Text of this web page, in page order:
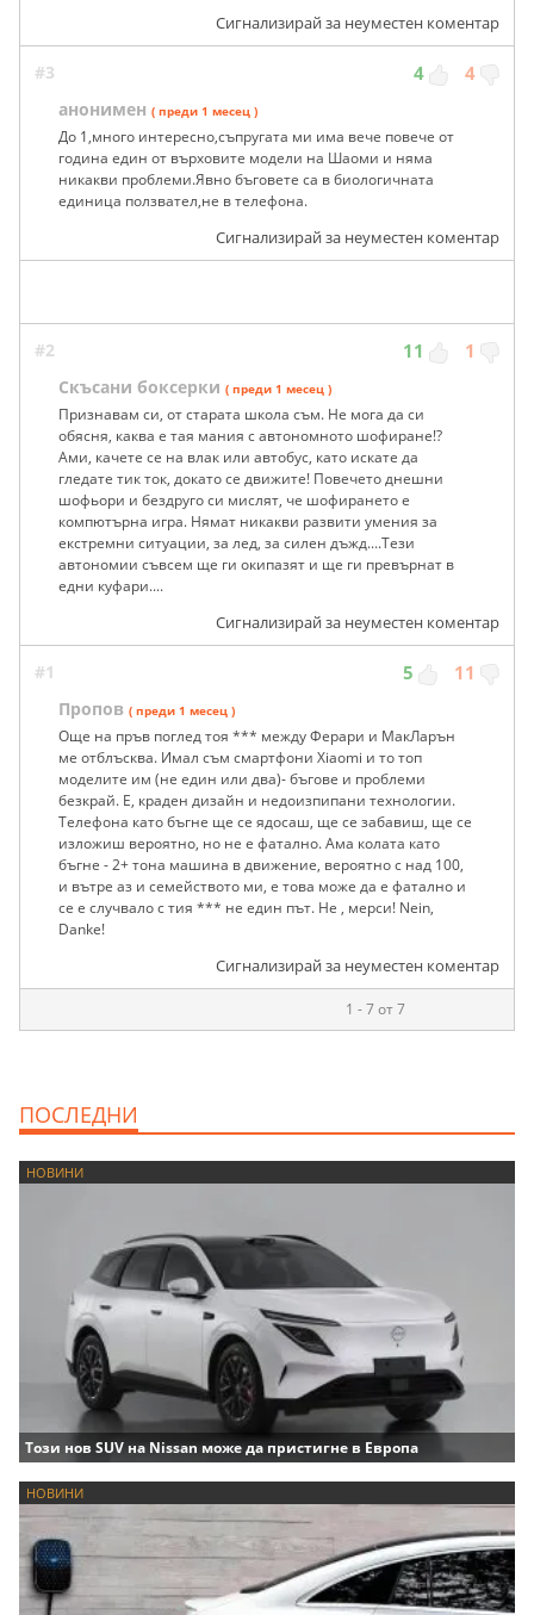
Сигнализирай за неуместен коментар
#3 4 4
анонимен ( преди 1 месец )
До 1,много интересно,съпругата ми има вече повече от
година един от върховите модели на Шаоми и няма
никакви проблеми.Явно бъговете са в биологичната
единица ползвател,не в телефона.
Сигнализирай за неуместен коментар
#2 11 1
Скъсани боксерки ( преди 1 месец )
Признавам си, от старата школа съм. Не мога да си
обясня, каква е тая мания с автономното шофиране!?
Ами, качете се на влак или автобус, като искате да
гледате тик ток, докато се движите! Повечето днешни
шофьори и бездруго си мислят, че шофирането е
компютърна игра. Нямат никакви развити умения за
екстремни ситуации, за лед, за силен дъжд....Тези
автономии съвсем ще ги окипазят и ще ги превърнат в
едни куфари....
Сигнализирай за неуместен коментар
#1 5 11
Пропов ( преди 1 месец )
Още на пръв поглед тоя *** между Ферари и МакЛарън
ме отблъсква. Имал съм смартфони Xiaomi и то топ
моделите им (не един или два)- бъгове и проблеми
безкрай. Е, краден дизайн и недоизпипани технологии.
Телефона като бъгне ще се ядосаш, ще се забавиш, ще се
изложиш вероятно, но не е фатално. Ама колата като
бъгне - 2+ тона машина в движение, вероятно с над 100,
и вътре аз и семейството ми, е това може да е фатално и
се е случвало с тия *** не един път. Не , мерси! Nein,
Danke!
Сигнализирай за неуместен коментар
1 - 7 от 7
ПОСЛЕДНИ
НОВИНИ
Този нов SUV на Nissan може да пристигне в Европа
НОВИНИ